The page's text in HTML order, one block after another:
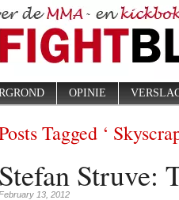
OPINIE
Tagged ‘
Stefan Struve:
13, 2012